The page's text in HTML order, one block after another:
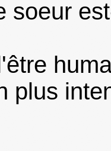
soeur
plus